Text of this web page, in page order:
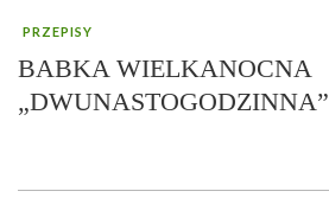
PRZEPISY
BABKA WIELKANOCNA
„DWUNASTOGODZINNA”